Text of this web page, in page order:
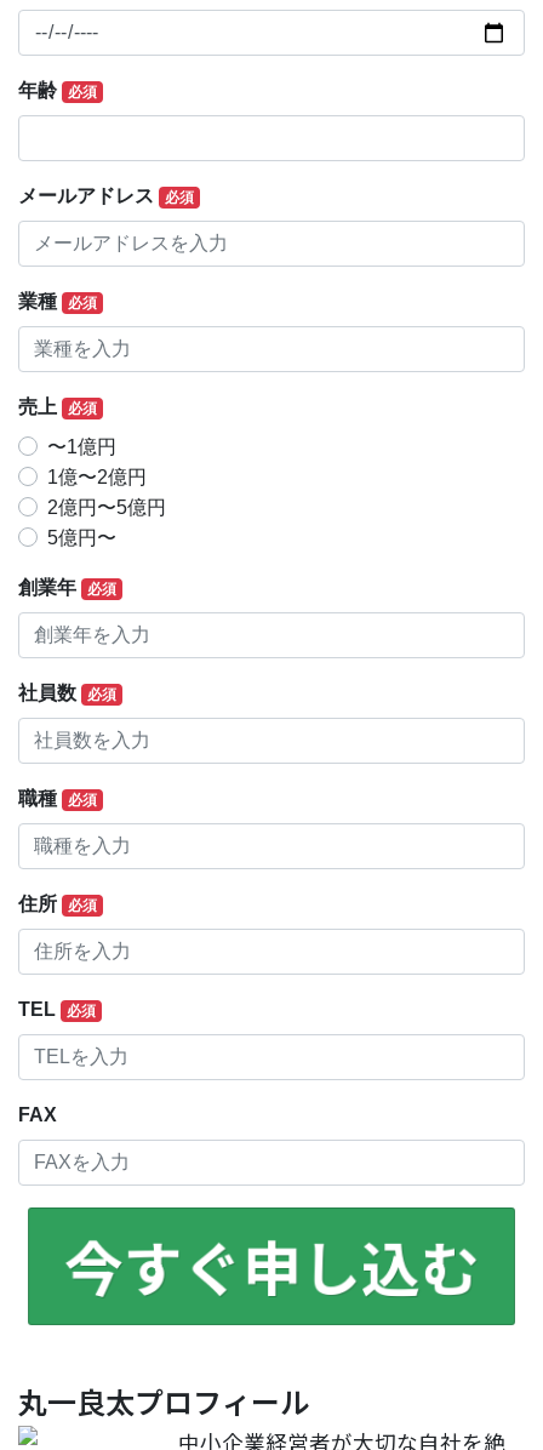
年齢 必須
メールアドレス 必須
業種 必須
売上 必須
〜1億円
1億〜2億円
2億円〜5億円
5億円〜
創業年 必須
社員数 必須
職種 必須
住所 必須
TEL 必須
FAX
今すぐ申し込む
丸一良太プロフィール
中小企業経営者が大切な自社を絶